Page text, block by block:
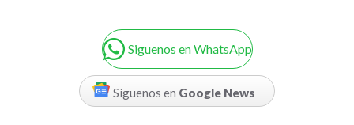
Siguenos en WhatsApp
Síguenos en Google News